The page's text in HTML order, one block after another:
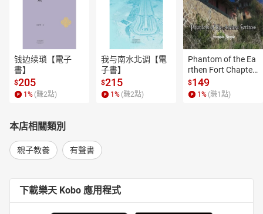
钱边续琐【電子
書】
$205
1 % (賺2點)
我与南水北调【電
子書】
$215
1 % (賺2點)
Phantom of the Ea
rthen Fort Chapter
4【有聲書】
$149
1 % (賺1 點)
本店相關類別
親子教養 有聲書
下載樂天 Kobo 應用程式